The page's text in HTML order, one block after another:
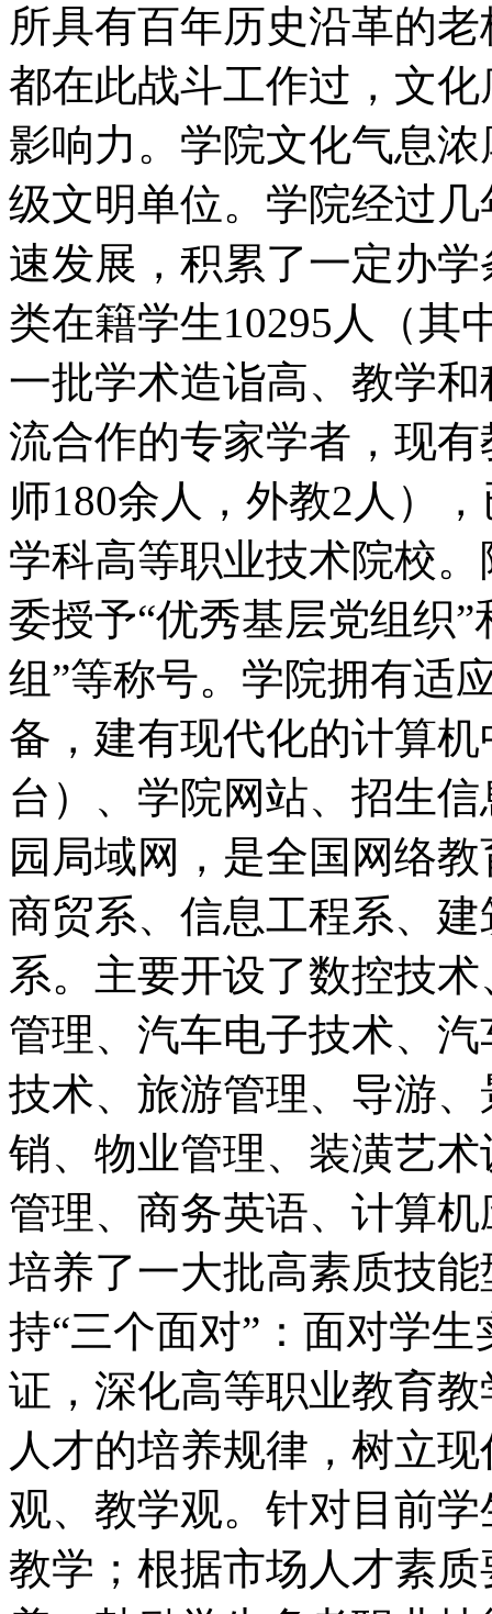
所具有百年历史沿革的
都在此战斗工作过，文
影响力。学院文化气息
级文明单位。学院经过
速发展，积累了一定办
类在籍学生10295人（其
一批学术造诣高、教学
流合作的专家学者，现
师180余人，外教2人）
学科高等职业技术院校
委授予“优秀基层党组织
组”等称号。学院拥有适
备，建有现代化的计算
台）、学院网站、招生
园局域网，是全国网络
商贸系、信息工程系、
系。主要开设了数控技
管理、汽车电子技术、
技术、旅游管理、导游
销、物业管理、装潢艺
管理、商务英语、计算
培养了一大批高素质技
持“三个面对”：面对学
证，深化高等职业教育
人才的培养规律，树立
观、教学观。针对目前
教学；根据市场人才素